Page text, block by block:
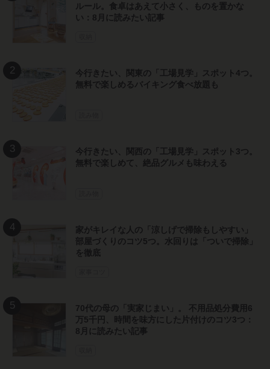
ルール。食卓はあえて小さく、ものを置かな
い：8月に読みたい記事
今行きたい、関東の「工場見学」スポット4つ。
無料で楽しめるバイキング食べ放題も
今行きたい、関西の「工場見学」スポット3つ。
無料で楽しめて、絶品グルメも味わえる
家がキレイな人の「涼しげで掃除もしやすい」
部屋づくりのコツ5つ。水回りは「ついで掃除」
を徹底
70代の母の「実家じまい」。 不用品処分費用6
万5千円、時間を味方にした片付けのコツ3つ：
8月に読みたい記事